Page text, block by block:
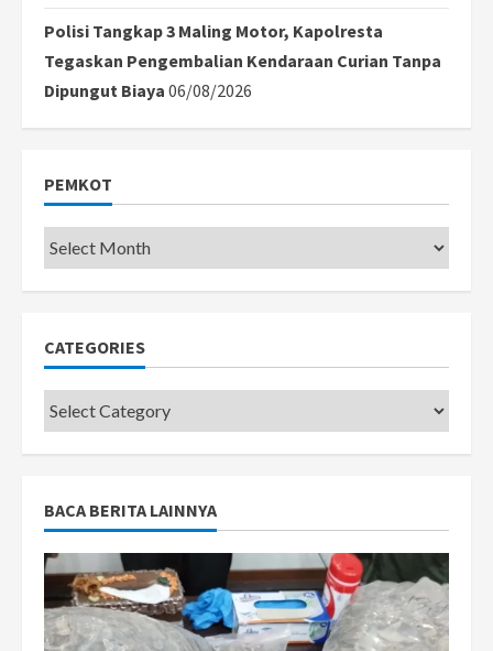
Polisi Tangkap 3 Maling Motor, Kapolresta
Tegaskan Pengembalian Kendaraan Curian Tanpa
Dipungut Biaya 06/08/2026
PEMKOT
Pemkot
CATEGORIES
Categories
BACA BERITA LAINNYA